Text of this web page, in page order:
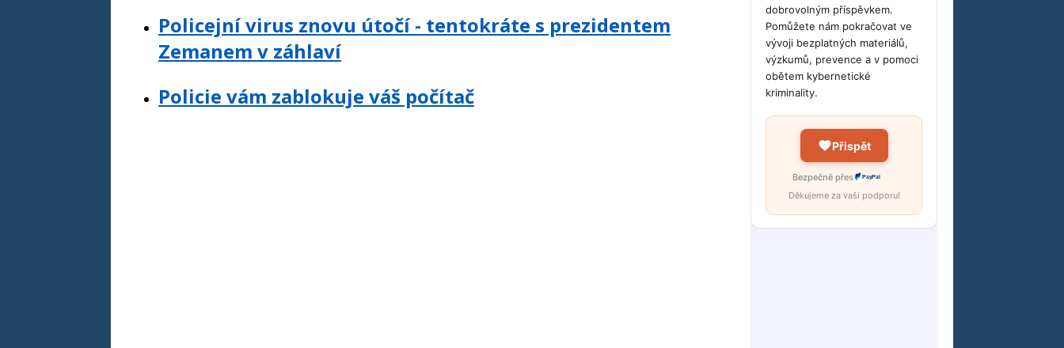
dobrovolným příspěvkem.
Pomůžete nám pokračovat ve
vývoji bezplatných materiálů,
výzkumů, prevence a v pomoci
obětem kybernetické
kriminality.
Přispět
Bezpečně přes PayPal
Děkujeme za vaši podporu!
Policejní virus znovu útočí - tentokráte s prezidentem
Zemanem v záhlaví
Policie vám zablokuje váš počítač